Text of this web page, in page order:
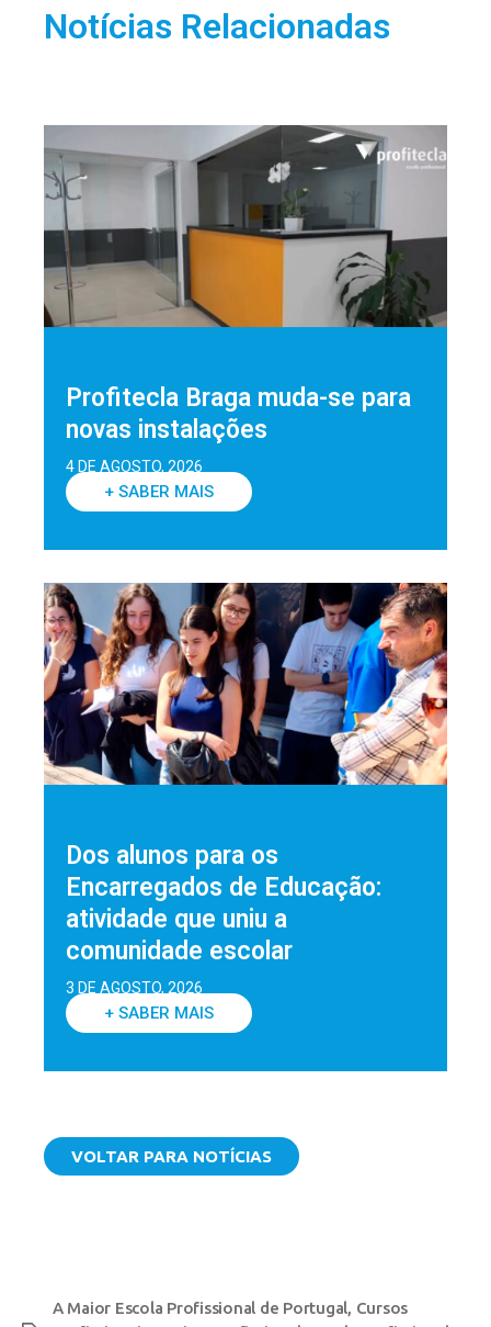
Notícias Relacionadas
Profitecla Braga muda-se para
novas instalações
4 DE AGOSTO, 2026
+ SABER MAIS
Dos alunos para os
Encarregados de Educação:
atividade que uniu a
comunidade escolar
3 DE AGOSTO, 2026
+ SABER MAIS
VOLTAR PARA NOTÍCIAS
A Maior Escola Profissional de Portugal, Cursos